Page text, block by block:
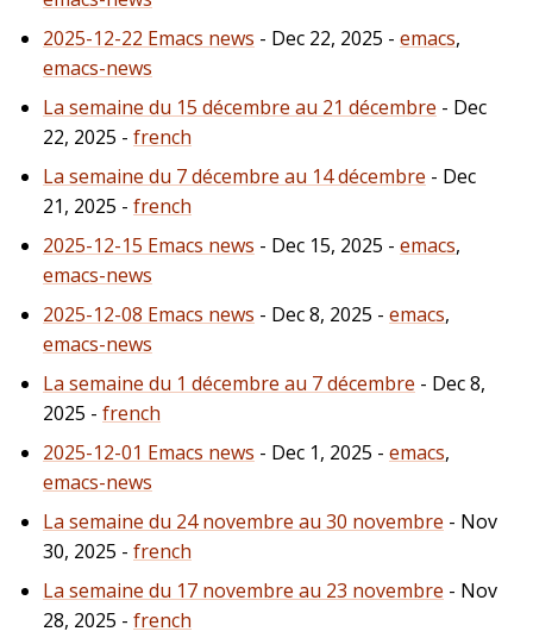
2025-12-22 Emacs news - Dec 22, 2025 - emacs,
emacs-news
La semaine du 15 décembre au 21 décembre - Dec
22, 2025 - french
La semaine du 7 décembre au 14 décembre - Dec
21, 2025 - french
2025-12-15 Emacs news - Dec 15, 2025 - emacs,
emacs-news
2025-12-08 Emacs news - Dec 8, 2025 - emacs,
emacs-news
La semaine du 1 décembre au 7 décembre - Dec 8,
2025 - french
2025-12-01 Emacs news - Dec 1, 2025 - emacs,
emacs-news
La semaine du 24 novembre au 30 novembre - Nov
30, 2025 - french
La semaine du 17 novembre au 23 novembre - Nov
28, 2025 - french